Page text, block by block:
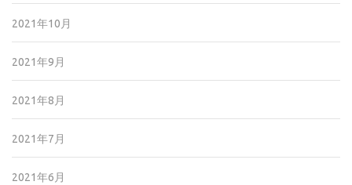
2021年10月
2021年9月
2021年8月
2021年7月
2021年6月